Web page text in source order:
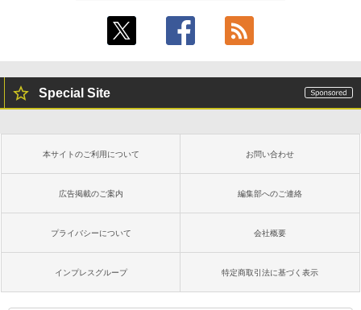
非エンジニア 初心者 素人 でも安心 使い
方 マニュアル AI副業にもコンテンツ作成
にもKindle出版にも！ 非エンジニアのた
￥99
AIイラスト表現辞典: 思い通りの絵を引き
￥480
るさ自動調整、色調調節ライト、12週間
持続バッテリー、広告なし、メタリック
ブラック
￥27,980
ンチディスプレイ、色調調節ライト、12
週間持続バッテリー、広告なし、ブラッ
Amazon Kindle Colorsoft | 16GBストレ
ージ、防水、7インチカラーディスプレ
イ、色調調節ライト、最大8週間持続バッ
テリー、広告無し、ブラック (2025年発
売)
Special Site
本サイトのご利用について お問い合わせ
広告掲載のご案内 編集部へのご連絡
プライバシーについて 会社概要
インプレスグループ 特定商取引法に基づく表示